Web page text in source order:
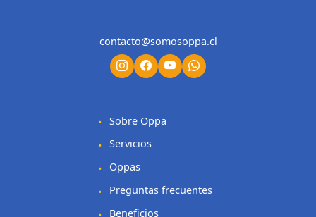
contacto@somosoppa.cl
Sobre Oppa
Servicios
Oppas
Preguntas frecuentes
Beneficios